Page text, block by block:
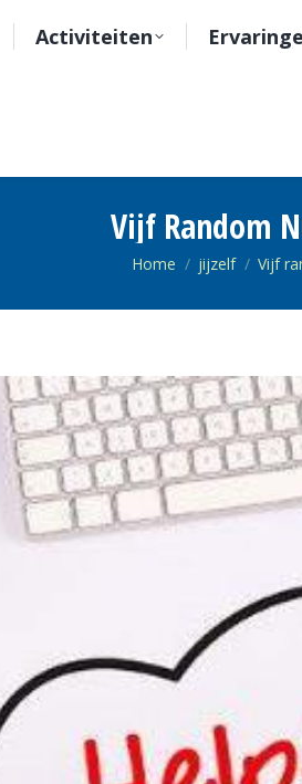
Activiteiten
Vijf Random
Je bent hier:
Home jijzelf Vijf